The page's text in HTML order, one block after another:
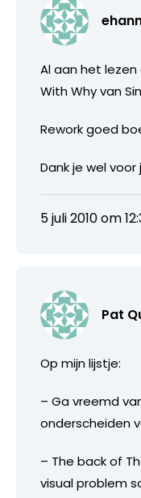
Al aan het
With Why van
Rework goed
Dank je wel voor
5 juli 2010 om
Pat
Op mijn lijstje:
– Ga vreemd
onderscheiden
– The back of
visual problem